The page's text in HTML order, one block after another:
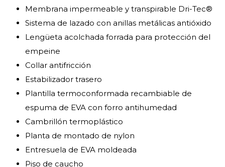
Membrana impermeable y transpirable Dri-Tec®
Sistema de lazado con anillas metálicas antióxido
Lengüeta acolchada forrada para protección del
empeine
Collar antifricción
Estabilizador trasero
Plantilla termoconformada recambiable de
espuma de EVA con forro antihumedad
Cambrillón termoplástico
Planta de montado de nylon
Entresuela de EVA moldeada
Piso de caucho